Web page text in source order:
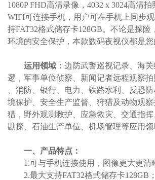
1080P FHD高清录像，4032 x 3024高清
WIFI可连接手机，用户可在手机上同步
持FAT32格式储存卡128GB。不论是探险
环境的安全保护，本款数码夜视仪都是您
运用领域： 边防武警巡视记录、海
逻，军事单位侦察、新闻记者远程观察
、消防、银行、电力、铁路水利、反恐
境保护、安全生产监督、狩猎及动物观
猎，野外观测救护、应急救灾、交通指
勘探、石油生产单位、机场管理等应用领
一、产品特点：
1.可与手机连接使用，图像更大更清
2.最大支持FAT32格式储存卡128GB；